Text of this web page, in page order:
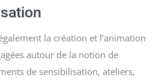
la création et l’animation
autour de la notion de
de sensibilisation, ateliers,